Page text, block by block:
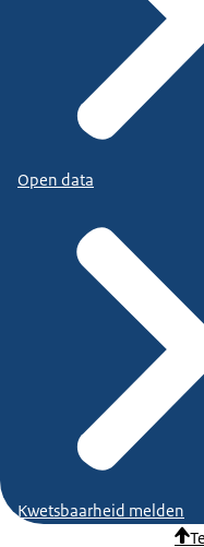
Open data
Kwetsbaarheid melden